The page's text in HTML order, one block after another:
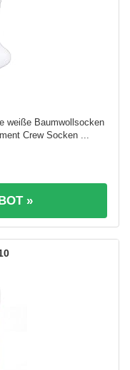
weiße Baumwollsocken
Crew Socken ...
»